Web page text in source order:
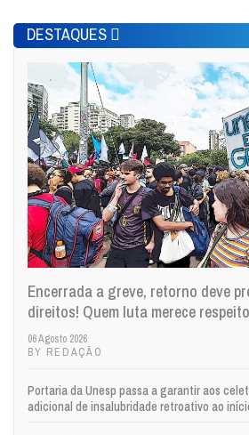
DESTAQUES
Encerrada a greve, retorno deve
direitos! Quem luta merece
06 Agosto 2026
BY REDAÇÃO
Portaria da Unesp passa a garantir aos
adicional de insalubridade retroativo ao